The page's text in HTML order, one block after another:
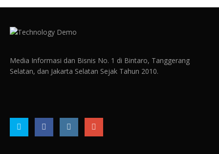
Media Informasi dan Bisnis No. 1 di Bintaro, Tanggerang
Selatan, dan Jakarta Selatan Sejak Tahun 2010.